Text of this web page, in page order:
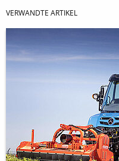
VERWANDTE ARTIKEL